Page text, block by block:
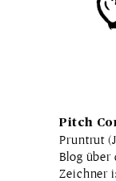
Pitch
Pruntrut
Blog über
Zeichner